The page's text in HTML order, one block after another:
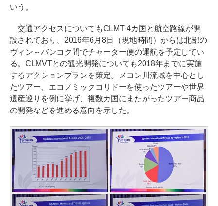
いう。
交通アクセスについてもCLMT 4カ国と航空路線が開
設されており、2016年6月8日（現地時間）からは北部の
ヴィン～バンコク間でチャーター便の運航を予定してい
る。CLMVTとの観光開発についても2018年までに実施
するアクションプランを策定。メコン川流域を中心とし
たツアー、エコノミックコリドーを使ったツアーや世界
遺産巡りを例に挙げ、複数カ国にまたがったツアー商品
の開発などを進める意向を示した。